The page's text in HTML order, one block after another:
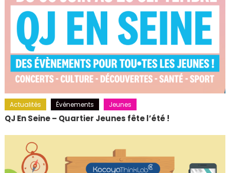
Actualités Événements Jeunes
QJ En Seine – Quartier Jeunes fête l’été !